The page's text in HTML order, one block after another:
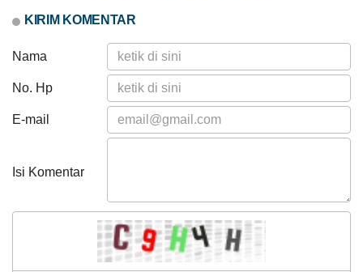
KIRIM KOMENTAR
Nama
No. Hp
E-mail
Isi Komentar